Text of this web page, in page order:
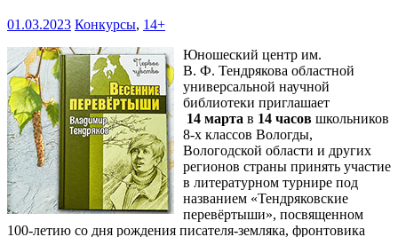
01.03.2023 Конкурсы, 14+
Юношеский центр им.
В. Ф. Тендрякова областной
универсальной научной
библиотеки приглашает
14 марта в 14 часов школьников
8-х классов Вологды,
Вологодской области и других
регионов страны принять участие
в литературном турнире под
названием «Тендряковские
перевёртыши», посвященном
100-летию со дня рождения писателя-земляка, фронтовика